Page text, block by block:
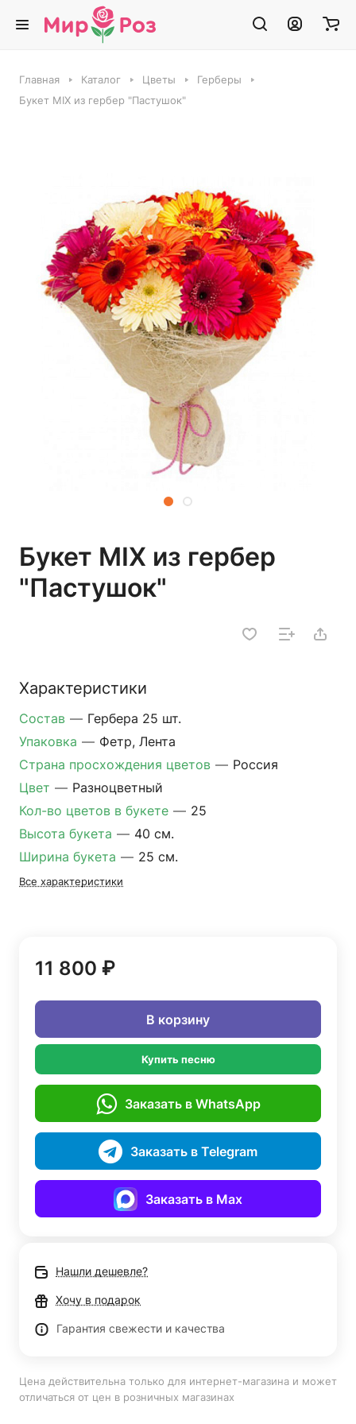
Главная Каталог Цветы
Герберы
Букет MIX из гербер "Пастушок"
Букет MIX из гербер
"Пастушок"
Характеристики
Состав — Гербера 25 шт.
Упаковка — Фетр, Лента
Страна просхождения цветов — Россия
Цвет — Разноцветный
Кол-во цветов в букете — 25
Высота букета — 40 см.
Ширина букета — 25 см.
Все характеристики
11 800 ₽
В корзину
Купить песню
Заказать в WhatsApp
Заказать в Telegram
Заказать в Max
Нашли дешевле?
Хочу в подарок
Гарантия свежести и качества
Цена действительна только для интернет-магазина и может
отличаться от цен в розничных магазинах